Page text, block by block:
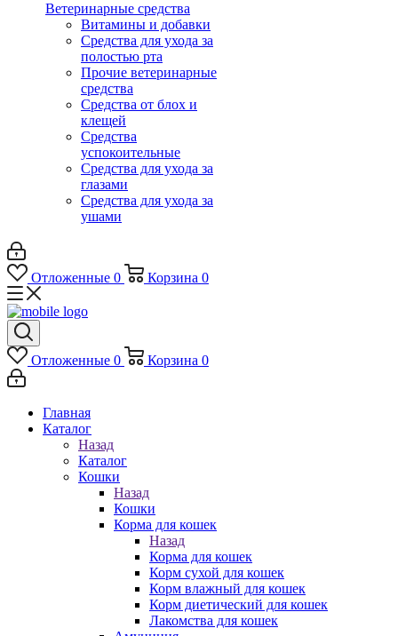
Ветеринарные средства
Витамины и добавки
Средства для ухода за
полостью рта
Прочие ветеринарные
средства
Средства от блох и
клещей
Средства
успокоительные
Средства для ухода за
глазами
Средства для ухода за
ушами
Отложенные 0 Корзина 0
Отложенные 0 Корзина 0
Главная
Каталог
Назад
Каталог
Кошки
Назад
Кошки
Корма для кошек
Назад
Корма для кошек
Корм сухой для кошек
Корм влажный для кошек
Корм диетический для кошек
Лакомства для кошек